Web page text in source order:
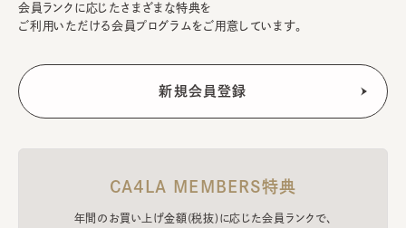
会員ランクに応じたさまざまな特典を
ご利用いただける会員プログラムをご用意しています。
CA4LA MEMBERS特典
年間のお買い上げ金額(税抜)に応じた会員ランクで、